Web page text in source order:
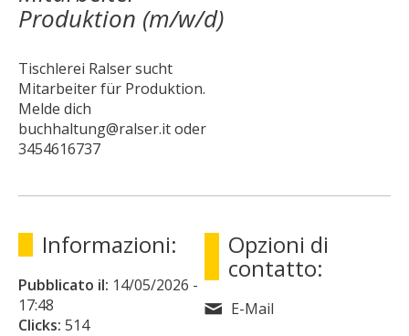
Produktion (m/w/d)
Tischlerei Ralser sucht
Mitarbeiter für Produktion.
Melde dich
buchhaltung@ralser.it oder
3454616737
Informazioni:
Pubblicato il: 14/05/2026 -
17:48
Clicks: 514
Opzioni di
contatto:
E-Mail